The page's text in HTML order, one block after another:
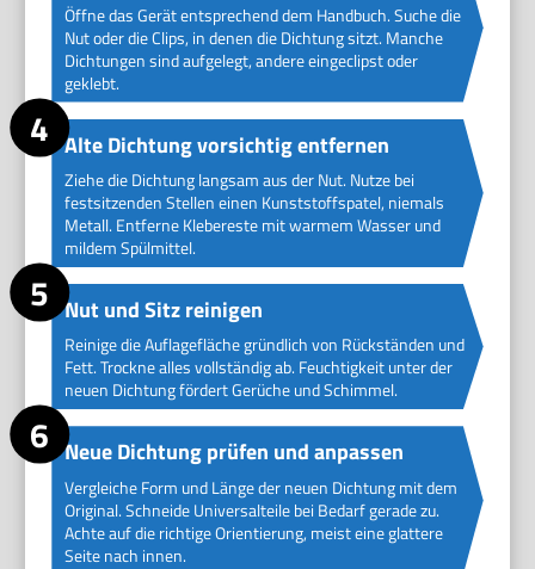
Öffne das Gerät entsprechend dem Handbuch. Suche die
Nut oder die Clips, in denen die Dichtung sitzt. Manche
Dichtungen sind aufgelegt, andere eingeclipst oder
geklebt.
Alte Dichtung vorsichtig entfernen
Ziehe die Dichtung langsam aus der Nut. Nutze bei
festsitzenden Stellen einen Kunststoffspatel, niemals
Metall. Entferne Klebereste mit warmem Wasser und
mildem Spülmittel.
Nut und Sitz reinigen
Reinige die Auflagefläche gründlich von Rückständen und
Fett. Trockne alles vollständig ab. Feuchtigkeit unter der
neuen Dichtung fördert Gerüche und Schimmel.
Neue Dichtung prüfen und anpassen
Vergleiche Form und Länge der neuen Dichtung mit dem
Original. Schneide Universalteile bei Bedarf gerade zu.
Achte auf die richtige Orientierung, meist eine glattere
Seite nach innen.